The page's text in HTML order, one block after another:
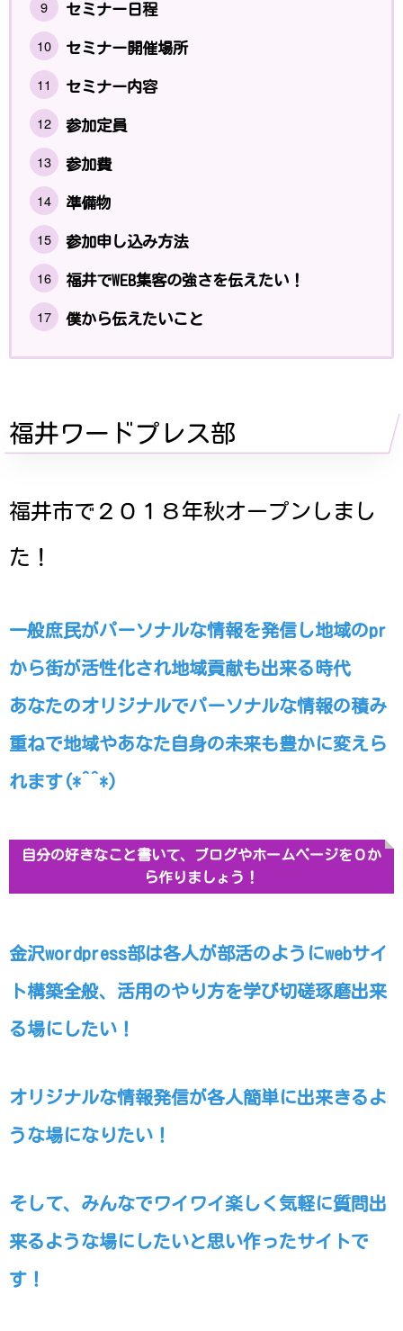
セミナー日程
セミナー開催場所
セミナー内容
参加定員
参加費
準備物
参加申し込み方法
福井でWEB集客の強さを伝えたい！
僕から伝えたいこと
福井ワードプレス部
福井市で２０１８年秋オープンしまし
た！
一般庶民がパーソナルな情報を発信し地域のpr
から街が活性化され地域貢献も出来る時代
あなたのオリジナルでパーソナルな情報の積み
重ねで地域やあなた自身の未来も豊かに変えら
れます(*^^*)
自分の好きなこと書いて、ブログやホームページを０か
ら作りましょう！
金沢wordpress部は各人が部活のようにwebサイ
ト構築全般、活用のやり方を学び切磋琢磨出来
る場にしたい！
オリジナルな情報発信が各人簡単に出来きるよ
うな場になりたい！
そして、みんなでワイワイ楽しく気軽に質問出
来るような場にしたいと思い作ったサイトで
す！